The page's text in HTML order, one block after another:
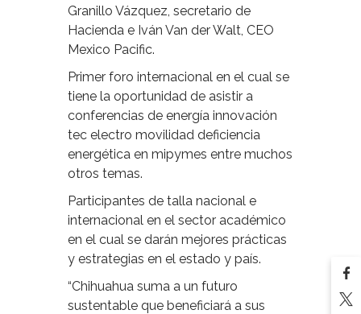
Granillo Vázquez, secretario de
Hacienda e Iván Van der Walt, CEO
Mexico Pacific.
Primer foro internacional en el cual se
tiene la oportunidad de asistir a
conferencias de energía innovación
tec electro movilidad deficiencia
energética en mipymes entre muchos
otros temas.
Participantes de talla nacional e
internacional en el sector académico
en el cual se darán mejores prácticas
y estrategias en el estado y país.
“Chihuahua suma a un futuro
sustentable que beneficiará a sus